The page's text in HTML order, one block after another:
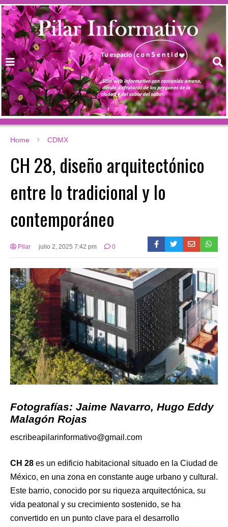
Home CDMX
CH 28, diseño arquitectónico
entre lo tradicional y lo
contemporáneo
Pilar julio 2, 2025 7:42 pm 0
Fotografías: Jaime Navarro, Hugo Eddy
Malagón Rojas
escribeapilarinformativo@gmail.com
CH 28 es un edificio habitacional situado en la Ciudad de
México, en una zona en constante auge urbano y cultural.
Este barrio, conocido por su riqueza arquitectónica, su
vida peatonal y su crecimiento sostenido, se ha
convertido en un punto clave para el desarrollo